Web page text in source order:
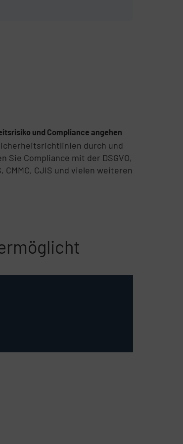
und Compliance angehen
durch und
Sie Compliance mit der DSGVO,
CMMC, CJIS und vielen weiteren